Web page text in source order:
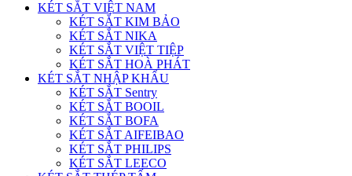
KÉT SẮT VIỆT NAM
KÉT SẮT KIM BẢO
KÉT SẮT NIKA
KÉT SẮT VIỆT TIỆP
KÉT SẮT HOÀ PHÁT
KÉT SẮT NHẬP KHẨU
KÉT SẮT Sentry
KÉT SẮT BOOIL
KÉT SẮT BOFA
KÉT SẮT AIFEIBAO
KÉT SẮT PHILIPS
KÉT SẮT LEECO